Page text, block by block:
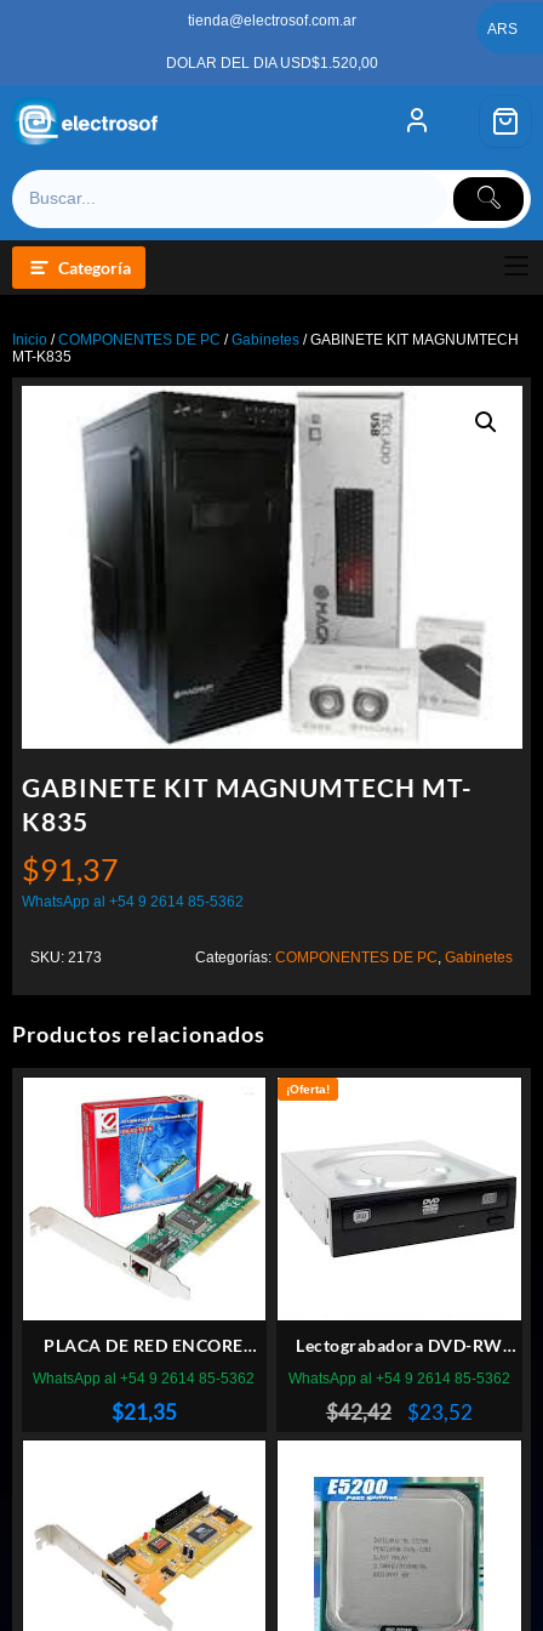
tienda@electrosof.com.ar
DOLAR DEL DIA USD$1.520,00
Categoría
Inicio /COMPONENTES DE PC /Gabinetes / GABINETE KIT MAGNUMTECH
MT-K835
GABINETE KIT MAGNUMTECH MT-
K835
$91,37
WhatsApp al +54 9 2614 85-5362
SKU: 2173 Categorías: COMPONENTES DE PC Gabinetes
Productos relacionados
PLACA DE RED ENCORE
ENL832 PCI
$21,35
WhatsApp al +54 9 2614 85-5362
¡Oferta!
Lectograbadora DVD-RW
LITEON
$42,42
El
precio
era:
$42,42.
$23,52El
precio
es:
$23,52.
WhatsApp al +54 9 2614 85-5362
ARS